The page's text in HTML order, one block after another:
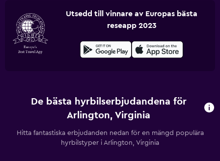
Utsedd till vinnare av Europas bästa
reseapp 2023
De bästa hyrbilserbjudandena för
Arlington, Virginia
Hitta fantastiska erbjudanden nedan för en mängd populära
hyrbilstyper i Arlington, Virginia